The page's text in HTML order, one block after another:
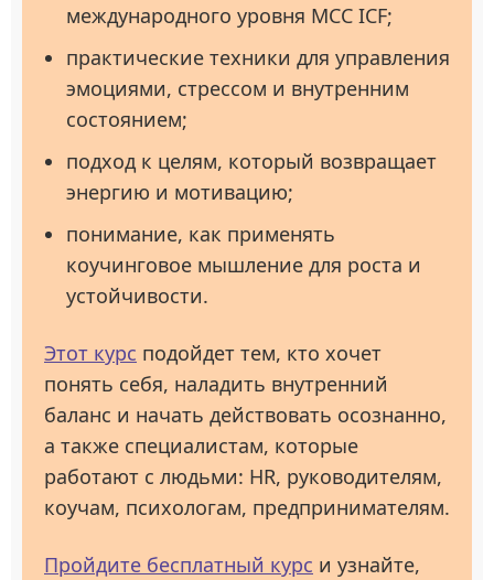
международного уровня MCC ICF;
практические техники для управления
эмоциями, стрессом и внутренним
состоянием;
подход к целям, который возвращает
энергию и мотивацию;
понимание, как применять
коучинговое мышление для роста и
устойчивости.
Этот курс подойдет тем, кто хочет
понять себя, наладить внутренний
баланс и начать действовать осознанно,
а также специалистам, которые
работают с людьми: HR, руководителям,
коучам, психологам, предпринимателям.
Пройдите бесплатный курс и узнайте,